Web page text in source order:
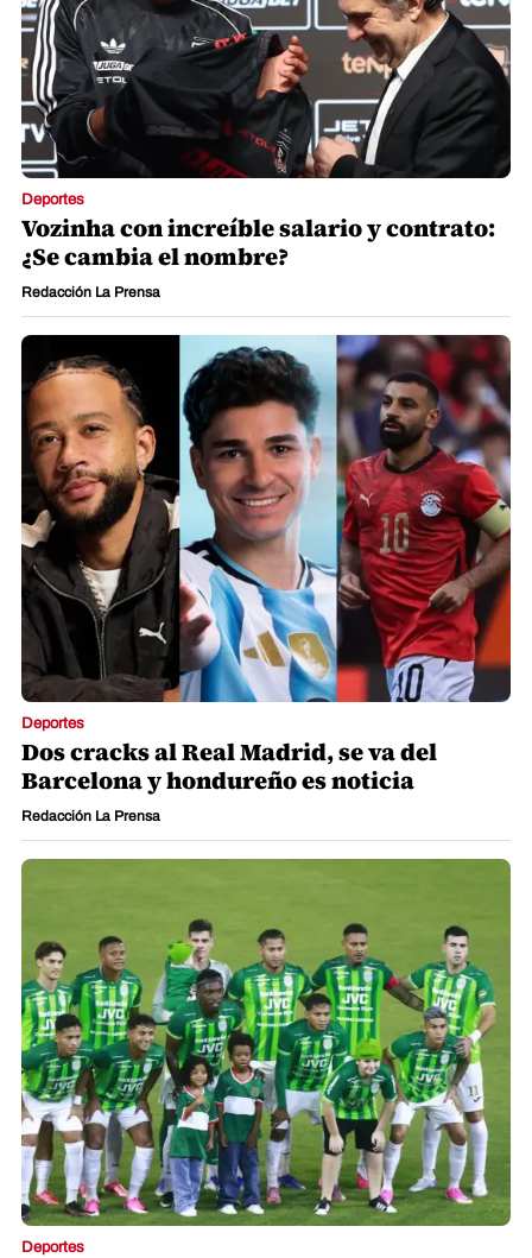
Deportes
Vozinha con increíble salario y contrato:
¿Se cambia el nombre?
Redacción La Prensa
Deportes
Dos cracks al Real Madrid, se va del
Barcelona y hondureño es noticia
Redacción La Prensa
Deportes